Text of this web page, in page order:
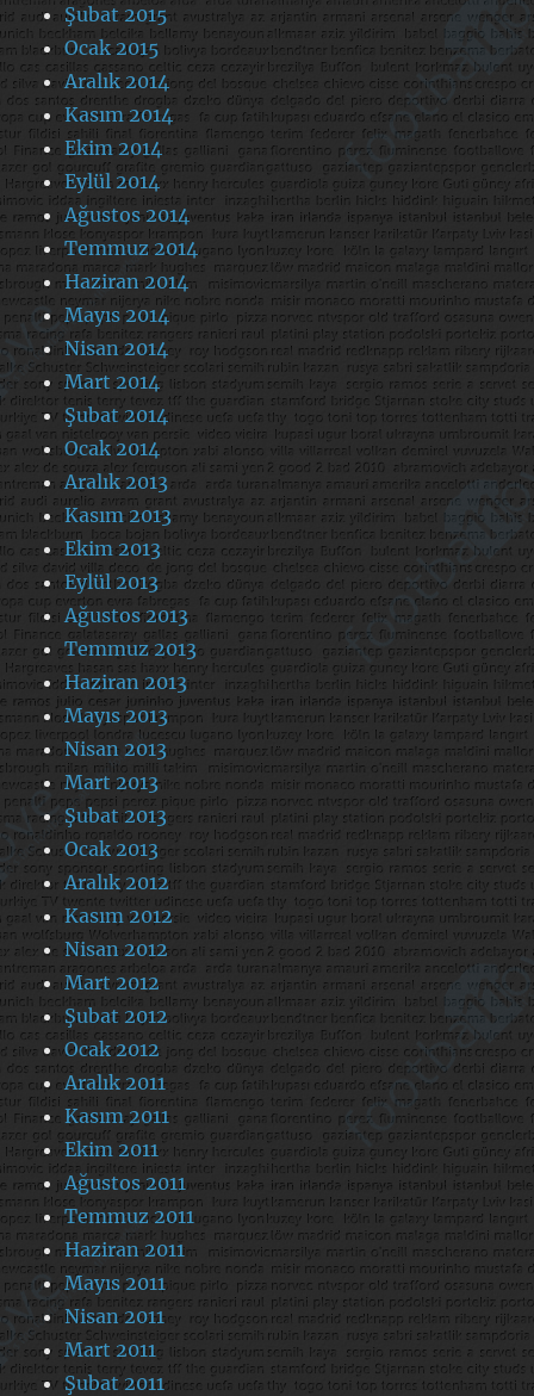
Şubat 2015
Ocak 2015
Aralık 2014
Kasım 2014
Ekim 2014
Eylül 2014
Ağustos 2014
Temmuz 2014
Haziran 2014
Mayıs 2014
Nisan 2014
Mart 2014
Şubat 2014
Ocak 2014
Aralık 2013
Kasım 2013
Ekim 2013
Eylül 2013
Ağustos 2013
Temmuz 2013
Haziran 2013
Mayıs 2013
Nisan 2013
Mart 2013
Şubat 2013
Ocak 2013
Aralık 2012
Kasım 2012
Nisan 2012
Mart 2012
Şubat 2012
Ocak 2012
Aralık 2011
Kasım 2011
Ekim 2011
Ağustos 2011
Temmuz 2011
Haziran 2011
Mayıs 2011
Nisan 2011
Mart 2011
Şubat 2011